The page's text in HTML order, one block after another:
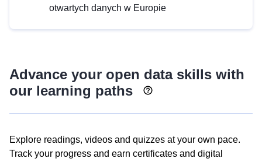
otwartych danych w Europie
Advance your open data skills with
our learning paths
Explore readings, videos and quizzes at your own pace.
Track your progress and earn certificates and digital